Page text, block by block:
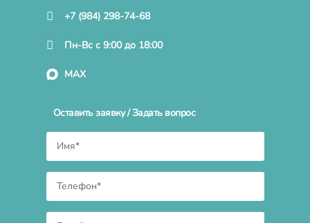
+7 (984) 298-74-68
Пн-Вс с 9:00 до 18:00
MAX
Оставить заявку / Задать вопрос